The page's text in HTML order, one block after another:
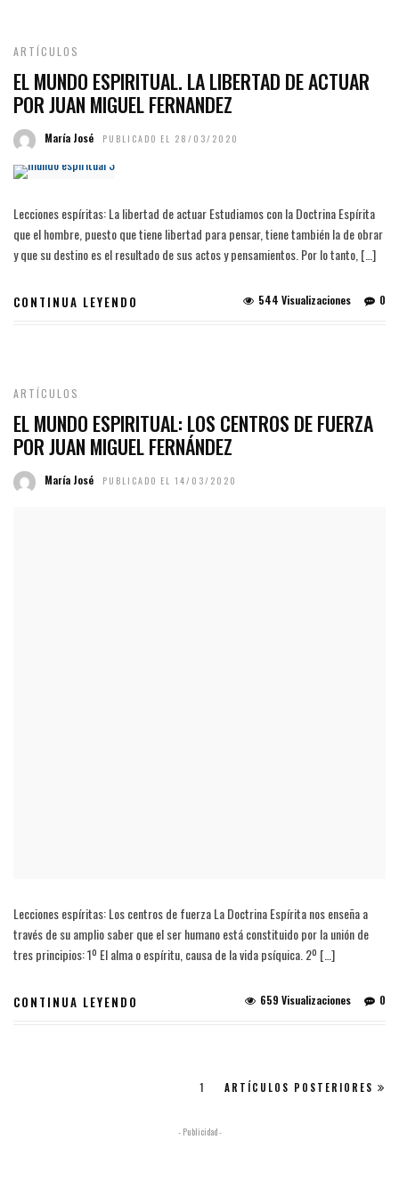
ARTÍCULOS
EL MUNDO ESPIRITUAL. LA LIBERTAD DE ACTUAR
POR JUAN MIGUEL FERNANDEZ
María José PUBLICADO EL 28/03/2020
Lecciones espíritas: La libertad de actuar Estudiamos con la Doctrina Espírita
que el hombre, puesto que tiene libertad para pensar, tiene también la de obrar
y que su destino es el resultado de sus actos y pensamientos. Por lo tanto, […]
CONTINUA LEYENDO 0
544 Visualizaciones
ARTÍCULOS
EL MUNDO ESPIRITUAL: LOS CENTROS DE FUERZA
POR JUAN MIGUEL FERNÁNDEZ
María José PUBLICADO EL 14/03/2020
Lecciones espíritas: Los centros de fuerza La Doctrina Espírita nos enseña a
través de su amplio saber que el ser humano está constituido por la unión de
tres principios: 1º El alma o espíritu, causa de la vida psíquica. 2º […]
CONTINUA LEYENDO 0
659 Visualizaciones
1 ARTÍCULOS POSTERIORES
- Publicidad -